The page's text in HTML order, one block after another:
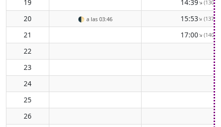
19 14:39↑(130°
20 🌓 a las 03:46 15:53↑(137°
21 17:00↑(140°
22
23
24
25
26